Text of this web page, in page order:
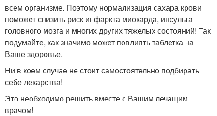
всем организме. Поэтому нормализация сахара крови
поможет снизить риск инфаркта миокарда, инсульта
головного мозга и многих других тяжелых состояний! Так
подумайте, как значимо может повлиять таблетка на
Ваше здоровье.
Ни в коем случае не стоит самостоятельно подбирать
себе лекарства!
Это необходимо решить вместе с Вашим лечащим
врачом!